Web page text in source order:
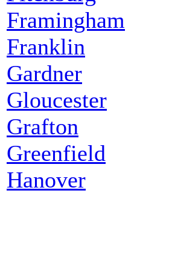
Framingham
Franklin
Gardner
Gloucester
Grafton
Greenfield
Hanover